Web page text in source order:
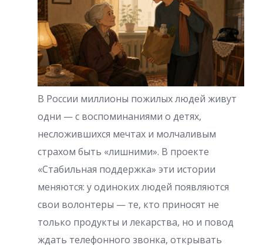
и
я
з
а
п
и
с
е
й
В России миллионы пожилых людей живут
одни — с воспоминаниями о детях,
несложившихся мечтах и молчаливым
страхом быть «лишними». В проекте
«Стабильная поддержка» эти истории
меняются: у одиноких людей появляются
свои волонтеры — те, кто приносят не
только продукты и лекарства, но и повод
ждать телефонного звонка, открывать